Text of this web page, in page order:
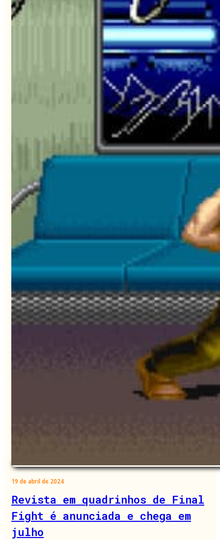
19 de abril de 2024
Revista em quadrinhos de Final
Fight é anunciada e chega em
julho